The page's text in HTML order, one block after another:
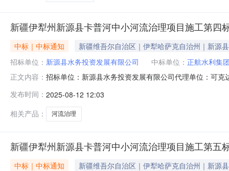
新疆伊犁州新源县卡普河中小河流治理项目施工第四
中标｜中标通知
新疆维吾尔自治区｜伊犁哈萨克自治州｜新源县
招标单位： 新源县水务投资发展有限公司 中标单位： 正航水利集
正文内容： 招标单位：新源县水务投资发展有限公司代理单位：可
公开招标的形式，在新疆维吾尔自治区政务服务和公共
后，确定以下中标人，现予以公
发布时间： 2025-08-12 12:03
相关产品：
河流治理
新疆伊犁州新源县卡普河中小河流治理项目施工第五
中标｜中标通知
新疆维吾尔自治区｜伊犁哈萨克自治州｜新源县